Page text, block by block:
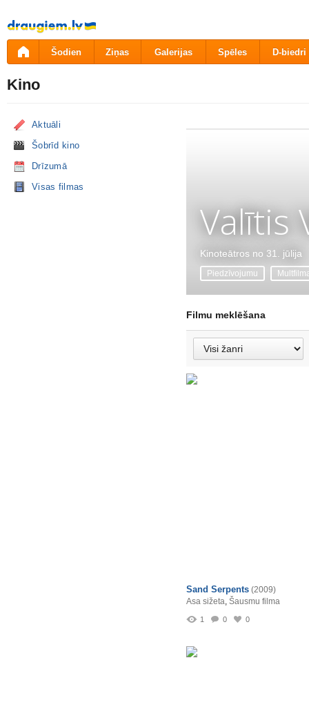
Pāriet
uz
saturu
Šodien Ziņas Galerijas Spēles D-biedri
Kino
Aktuāli
Šobrīd kino
Drīzumā
Visas filmas
Valītis
Kinoteātros no 31. jūlija
Piedzīvojumu
Filmu meklēšana
Sand Serpents (2009)
Asa sižeta, Šausmu filma
1 0 0